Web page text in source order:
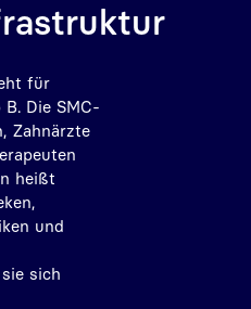
für
Die SMC-
Zahnärzte
heißt
und
sich